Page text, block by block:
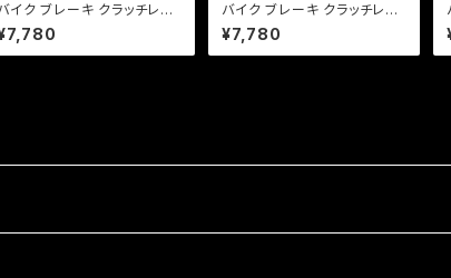
イク ブレーキ クラッチレバ
左右セット【4色あり】Ninja
R/SL Z250/SL Z125 P
Dトラ他 【a365】 可倒&
バイク ブレーキ クラッチレバ
ー 左右セット ホンダ系 ジェイ
ド マグナ ホーネット 他 【a37
9】 可倒&角度&伸縮 調整機
¥7,780